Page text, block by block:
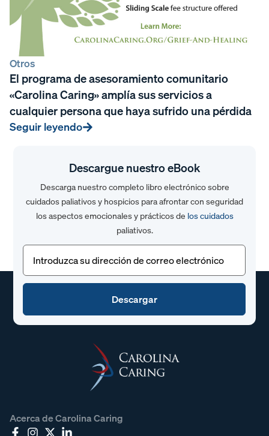
Otros
El programa de asesoramiento comunitario
«Carolina Caring» amplía sus servicios a
cualquier persona que haya sufrido una pérdida
Seguir leyendo
Descargue nuestro eBook
Descarga nuestro completo libro electrónico sobre
cuidados paliativos y hospicios para afrontar con seguridad
los aspectos emocionales y prácticos de los cuidados
paliativos.
Correo
electrónico(Obligatorio)
Acerca de Carolina Caring